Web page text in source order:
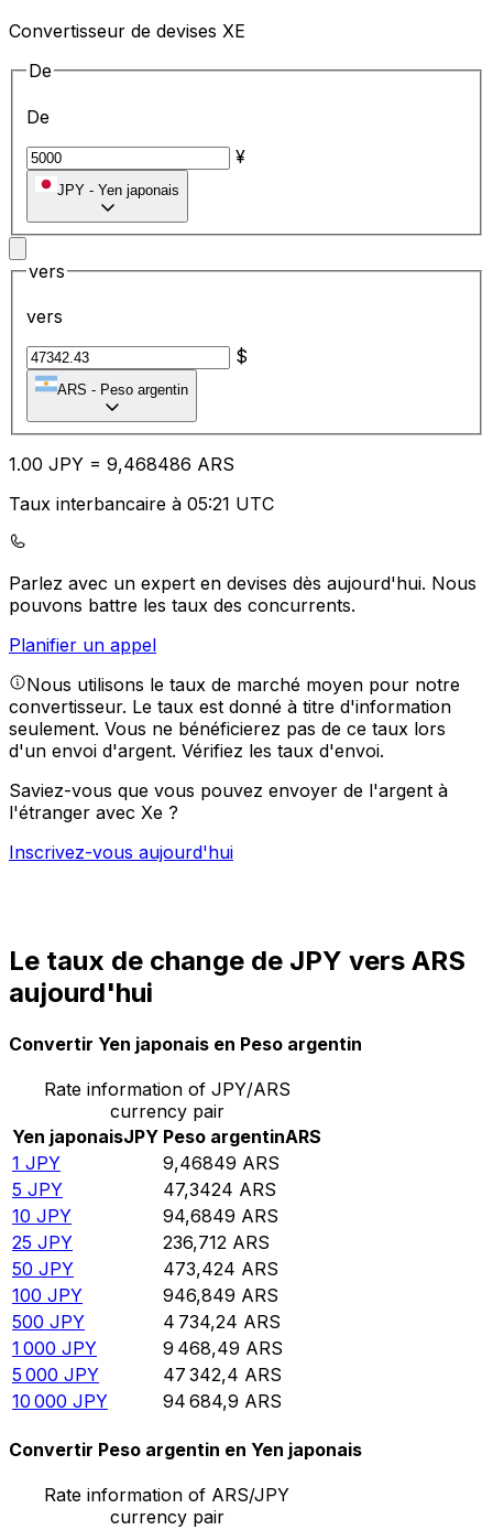
Convertisseur de devises XE
De
De
¥
JPY - Yen japonais
vers
vers
$
ARS - Peso argentin
1.00 JPY = 9,468486 ARS
Taux interbancaire à 05:21 UTC
Parlez avec un expert en devises dès aujourd'hui. Nous
pouvons battre les taux des concurrents.
Planifier un appel
Nous utilisons le taux de marché moyen pour notre
convertisseur. Le taux est donné à titre d'information
seulement. Vous ne bénéficierez pas de ce taux lors
d'un envoi d'argent. Vérifiez les taux d'envoi.
Saviez-vous que vous pouvez envoyer de l'argent à
l'étranger avec Xe ?
Inscrivez-vous aujourd'hui
Le taux de change de JPY vers ARS
aujourd'hui
Convertir Yen japonais en Peso argentin
Rate information of JPY/ARS
currency pair
Yen japonaisJPY Peso argentinARS
1 JPY 9,46849 ARS
5 JPY 47,3424 ARS
10 JPY 94,6849 ARS
25 JPY 236,712 ARS
50 JPY 473,424 ARS
100 JPY 946,849 ARS
500 JPY 4 734,24 ARS
1 000 JPY 9 468,49 ARS
5 000 JPY 47 342,4 ARS
10 000 JPY 94 684,9 ARS
Convertir Peso argentin en Yen japonais
Rate information of ARS/JPY
currency pair